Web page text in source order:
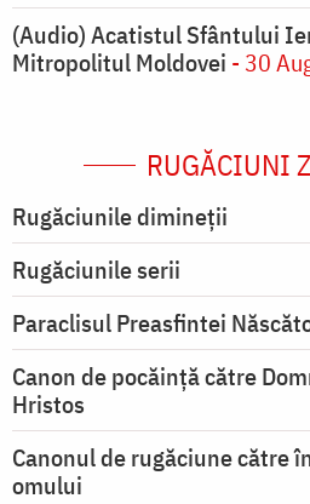
(Audio) Acatistul Sfântului
Mitropolitul Moldovei - 30
RUGĂCIUNI
Rugăciunile dimineții
Rugăciunile serii
Paraclisul Preasfintei
Canon de pocăință către
Hristos
Canonul de rugăciune către
omului